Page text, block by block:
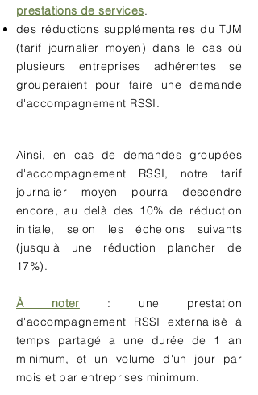
prestations de services.
des réductions supplémentaires du TJM
(tarif journalier moyen) dans le cas où
plusieurs entreprises adhérentes se
grouperaient pour faire une demande
d'accompagnement RSSI.
Ainsi, en cas de demandes groupées
d'accompagnement RSSI, notre tarif
journalier moyen pourra descendre
encore, au delà des 10% de réduction
initiale, selon les échelons suivants
(jusqu'à une réduction plancher de
17%).
À noter : une prestation
d'accompagnement RSSI externalisé à
temps partagé a une durée de 1 an
minimum, et un volume d'un jour par
mois et par entreprises minimum.